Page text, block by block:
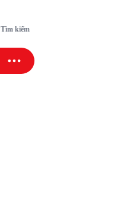
Tìm kiếm
SAO SPORT